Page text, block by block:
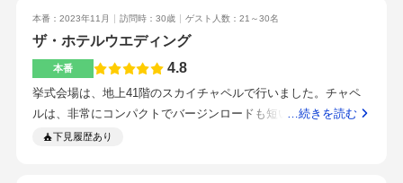
距離が近いため、例えば大聖堂やステンドグラスにこだわりが
ある方はイメージと違うと思うかもしれません。逆にそこにこ
だわりさえなければ、この会場は本当におすすめです。私たち
はゲストの方に失礼のないようにしたいと一番に思っていて、
他の式場を見た時に悩みましたが、新横浜プリンスホテルさん
に行った時は「もうここしかない！」と思いました。
にしたため写真を撮る時間を多くあり良かったです。ゲストと
の距離が近くアットホームな式にすることができました。プラ
ンナーさんのメールの返信も早く、衣装店の方もとても丁寧に
対応してくださりました。不明点もすぐに解決することができ
る不安なく当日を迎えることができました。
本番：2023年11月 訪問時：30歳 ゲスト人数：21～30名
ザ・ホテルウエディング
本番 4.8
挙式会場は、地上41階のスカイチャペルで行いました。チャペ
ルは、非常にコンパクトでバージンロードも短い為、スムーズ
な挙式進行ができます。また，誓いの後にカーテンが開き、新
…続きを読む
下見履歴あり